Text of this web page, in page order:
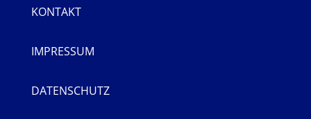
KONTAKT
IMPRESSUM
DATENSCHUTZ